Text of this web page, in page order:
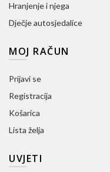
Hranjenje i njega
Dječje autosjedalice
MOJ RAČUN
Prijavi se
Registracija
Košarica
Lista želja
UVJETI